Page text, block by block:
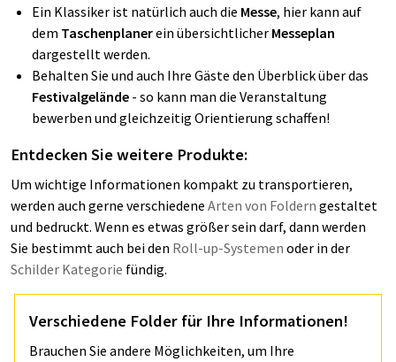
Ein Klassiker ist natürlich auch die Messe, hier kann auf
dem Taschenplanerein übersichtlicher Messeplan
dargestellt werden.
Behalten Sie und auch Ihre Gäste den Überblick über das
Festivalgelände - so kann man die Veranstaltung
bewerben und gleichzeitig Orientierung schaffen!
Entdecken Sie weitere Produkte:
Um wichtige Informationen kompakt zu transportieren,
werden auch gerne verschiedene Arten von Foldern gestaltet
und bedruckt. Wenn es etwas größer sein darf, dann werden
Sie bestimmt auch bei den Roll-up-Systemen oder in der
Schilder Kategorie fündig.
Verschiedene Folder für Ihre Informationen!
Brauchen Sie andere Möglichkeiten, um Ihre